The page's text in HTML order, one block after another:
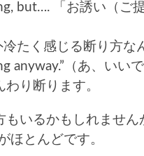
but…. 「お誘い（ご
たく感じる断り方な
anyway.”（あ、いい
り断ります。
もいるかもしれませ
ほとんどです。